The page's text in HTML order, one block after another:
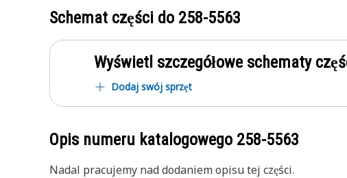
Schemat części do 258-5563
Wyświetl szczegółowe schematy
Dodaj swój sprzęt
Opis numeru katalogowego 258-5563
Nadal pracujemy nad dodaniem opisu tej części.